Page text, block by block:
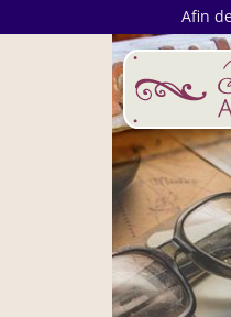
Afin